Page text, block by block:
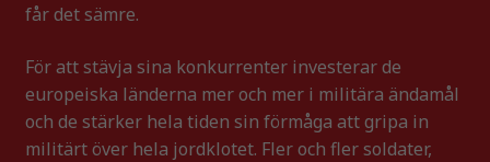
får det sämre.
För att stävja sina konkurrenter investerar de
europeiska länderna mer och mer i militära ändamål
och de stärker hela tiden sin förmåga att gripa in
militärt över hela jordklotet. Fler och fler soldater,